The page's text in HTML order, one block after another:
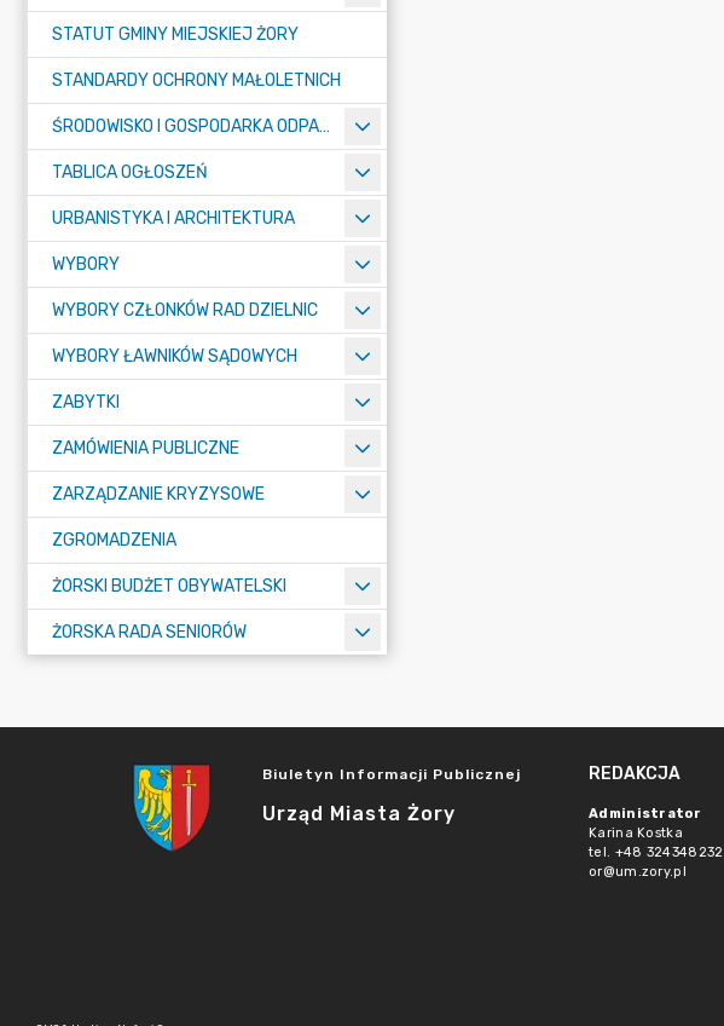
STATUT GMINY MIEJSKIEJ ŻORY
STANDARDY OCHRONY MAŁOLETNICH
ŚRODOWISKO I GOSPODARKA ODPADAMI
TABLICA OGŁOSZEŃ
URBANISTYKA I ARCHITEKTURA
WYBORY
WYBORY CZŁONKÓW RAD DZIELNIC
WYBORY ŁAWNIKÓW SĄDOWYCH
ZABYTKI
ZAMÓWIENIA PUBLICZNE
ZARZĄDZANIE KRYZYSOWE
ZGROMADZENIA
ŻORSKI BUDŻET OBYWATELSKI
ŻORSKA RADA SENIORÓW
Biuletyn Informacji Publicznej
Urząd Miasta Żory
REDAKCJA
Administrator
Karina Kostka
tel. +48 324348232
or@um.zory.pl